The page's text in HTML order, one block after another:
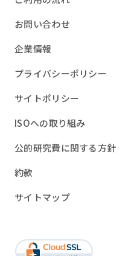
お問い合わせ
企業情報
プライバシーポリシー
サイトポリシー
ISOへの取り組み
公的研究費に関する方針
約款
サイトマップ